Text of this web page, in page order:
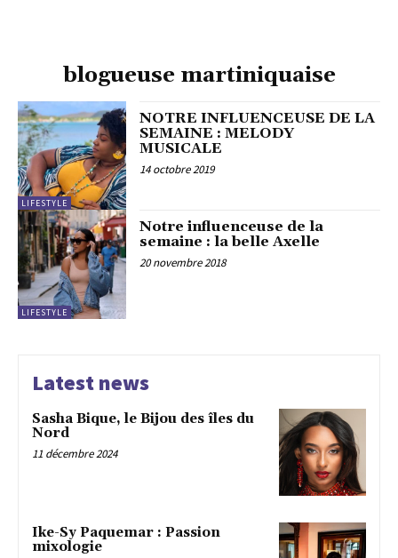
blogueuse martiniquaise
LIFESTYLE
NOTRE INFLUENCEUSE DE LA
SEMAINE : MELODY
MUSICALE
14 octobre 2019
LIFESTYLE
Notre influenceuse de la
semaine : la belle Axelle
20 novembre 2018
Latest news
Sasha Bique, le Bijou des îles du
Nord
11 décembre 2024
Ike-Sy Paquemar : Passion
mixologie